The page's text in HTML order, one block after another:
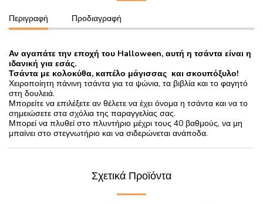
Περιγραφή Προδιαγραφή
Αν αγαπάτε την εποχή του Halloween, αυτή η τσάντα είναι η
ιδανική για εσάς.
Τσάντα με κολοκύθα, καπέλο μάγισσας και σκουπόξυλο!
Χειροποίητη πάνινη τσάντα για τα ψώνια, τα βιβλία και το φαγητό
στη δουλειά.
Μπορείτε να επιλέξετε αν θέλετε να έχει όνομα η τσάντα και να το
σημειώσετε στα σχόλια της παραγγελίας σας.
Μπορεί να πλυθεί στο πλυντήριο μέχρι τους 40 βαθμούς, να μη
μπαίνει στο στεγνωτήριο και να σιδερώνεται ανάποδα.
Σχετικά Προϊόντα